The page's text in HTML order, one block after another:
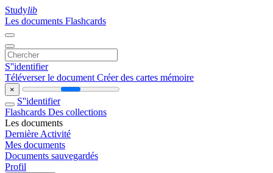
Studylib
Les documents Flashcards
S''identifier
Téléverser le document Créer des cartes mémoire
×
S''identifier
Flashcards Des collections
Les documents
Dernière Activité
Mes documents
Documents sauvegardés
Profil